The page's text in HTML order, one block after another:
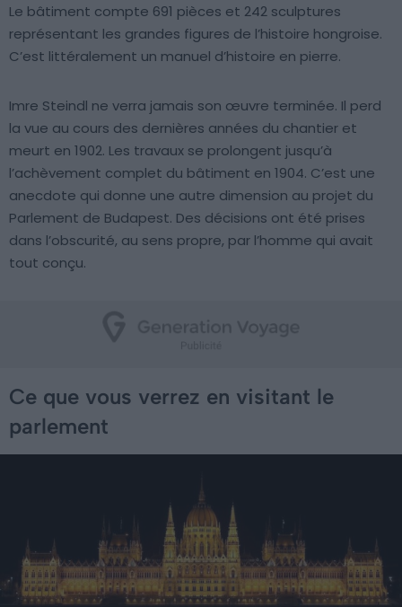
Le bâtiment compte 691 pièces et 242 sculptures
représentant les grandes figures de l’histoire hongroise.
C’est littéralement un manuel d’histoire en pierre.
Imre Steindl ne verra jamais son œuvre terminée. Il perd
la vue au cours des dernières années du chantier et
meurt en 1902. Les travaux se prolongent jusqu’à
l’achèvement complet du bâtiment en 1904. C’est une
anecdote qui donne une autre dimension au projet du
Parlement de Budapest. Des décisions ont été prises
dans l’obscurité, au sens propre, par l’homme qui avait
tout conçu.
Ce que vous verrez en visitant le
parlement